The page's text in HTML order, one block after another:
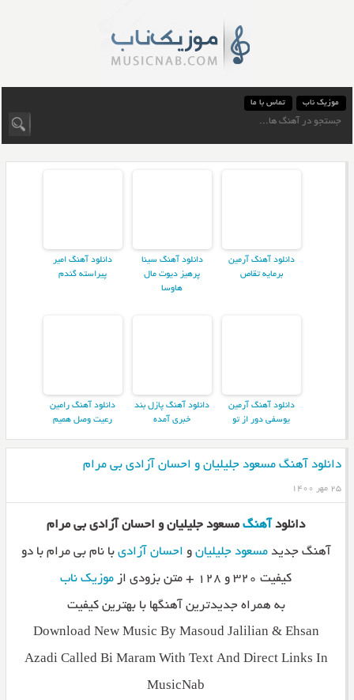
موزیک ناب تماس با ما
دانلود آهنگ آرمین
برمایه تقاص
دانلود آهنگ سینا
پرهیز دیوت مال
هاوسا
دانلود آهنگ امیر
پیراسته گندم
دانلود آهنگ آرمین
یوسفی دور از تو
دانلود آهنگ پازل بند
خبری آمده
دانلود آهنگ رامین
رعیت وصل همیم
دانلود آهنگ مسعود جلیلیان و احسان آزادی بی مرام
۲۵ مهر ۱۴۰۰
دانلود آهنگمسعود جلیلیان و احسان آزادی بی مرام
آهنگ جدیدمسعود جلیلیان و احسان آزادی با نام بی مرام با دو
کیفیت ۳۲۰ و ۱۲۸ + متن بزودی از
موزیک ناب
به همراه جدیدترین آهنگها با بهترین کیفیت
Download New Music By Masoud Jalilian & Ehsan
Azadi Called Bi Maram With Text And Direct Links In
MusicNab